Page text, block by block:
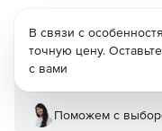
В связи с
точную цену.
с вами
Поможем с